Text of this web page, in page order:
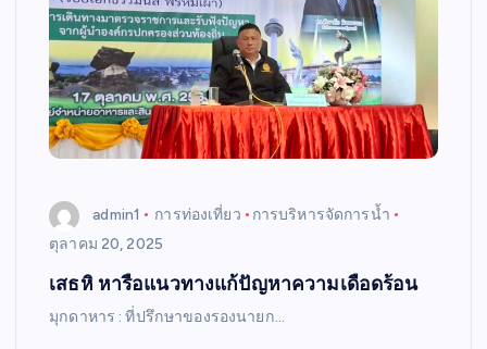
admin1 การท่องเที่ยว
การบริหารจัดการน้ำ
ตุลาคม 20, 2025
เสธหิ หารือแนวทางแก้ปัญหาความเดือดร้อน
มุกดาหาร : ที่ปรึกษาของรองนายก…